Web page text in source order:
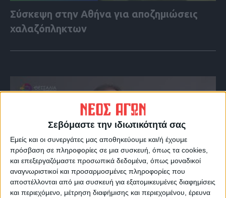
Σεβόμαστε την ιδιωτικότητά σας
Εμείς και οι συνεργάτες μας αποθηκεύουμε και/ή έχουμε
πρόσβαση σε πληροφορίες σε μια συσκευή, όπως τα cookies,
και επεξεργαζόμαστε προσωπικά δεδομένα, όπως μοναδικοί
αναγνωριστικοί και προσαρμοσμένες πληροφορίες που
αποστέλλονται από μια συσκευή για εξατομικευμένες διαφημίσεις
και περιεχόμενο, μέτρηση διαφήμισης και περιεχομένου, έρευνα
Σύσκεψη στην Αθήνα για αποζημιώσεις
χαλαζόπληκτων
VIDEO ΤΗΣ ΘΕΣΣΑΛΙΑΣ